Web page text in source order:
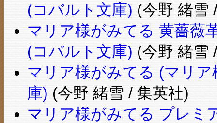
(コバルト文庫) (今野 緒雪
マリア様がみてる 黄薔薇
(コバルト文庫) (今野 緒雪
マリア様がみてる (マリ
庫) (今野 緒雪 / 集英社)
マリア様がみてる プレミ